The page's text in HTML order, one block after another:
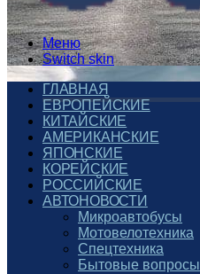
Меню
Switch skin
ГЛАВНАЯ
ЕВРОПЕЙСКИЕ
КИТАЙСКИЕ
АМЕРИКАНСКИЕ
ЯПОНСКИЕ
КОРЕЙСКИЕ
РОССИЙСКИЕ
АВТОНОВОСТИ
Микроавтобусы
Мотовелотехника
Спецтехника
Бытовые вопросы